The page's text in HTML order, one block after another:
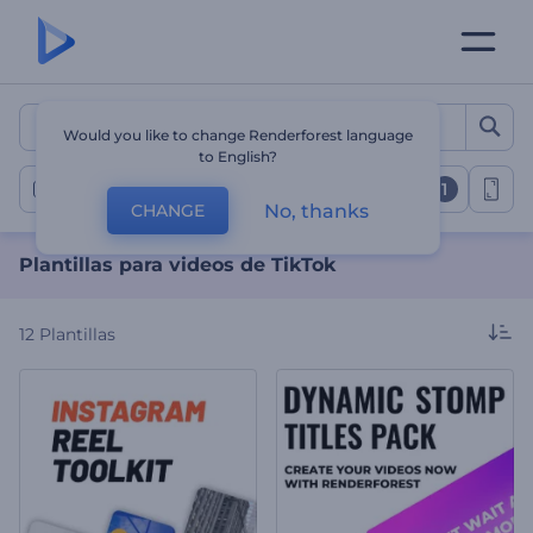
Plantillas para videos de
Videos de TikTok 1
Plantillas para videos de TikTok
12 Plantillas
Would you like to change Renderforest language
to English?
CHANGE No, thanks